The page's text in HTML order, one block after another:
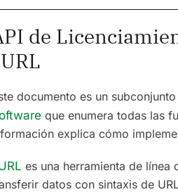
de
documento es un
que enumera todas las
explica cómo
es una herramienta de
datos con sintaxis de